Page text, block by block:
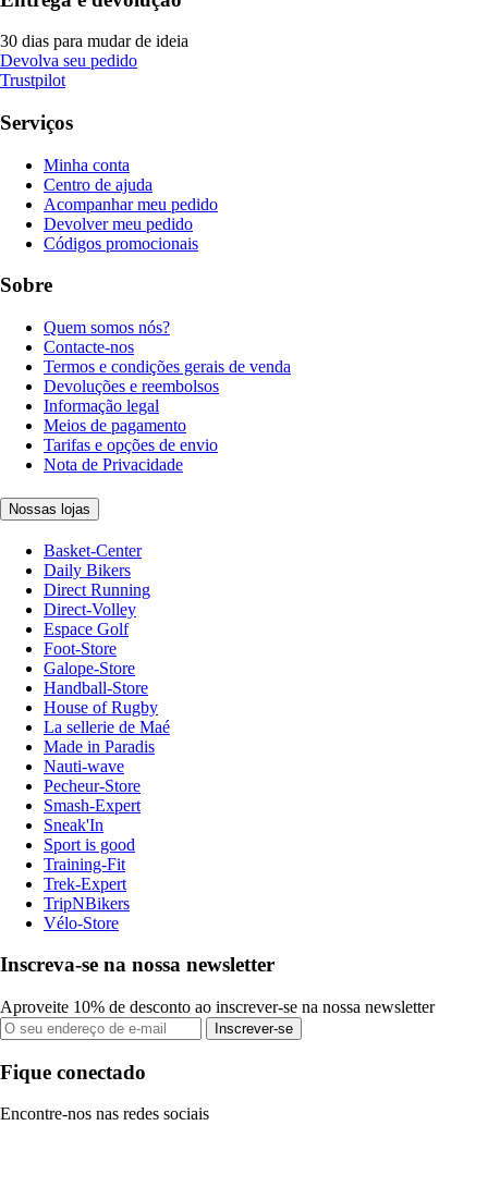
30 dias para mudar de ideia
Devolva seu pedido
Trustpilot
Serviços
Minha conta
Centro de ajuda
Acompanhar meu pedido
Devolver meu pedido
Códigos promocionais
Sobre
Quem somos nós?
Contacte-nos
Termos e condições gerais de venda
Devoluções e reembolsos
Informação legal
Meios de pagamento
Tarifas e opções de envio
Nota de Privacidade
Nossas lojas
Basket-Center
Daily Bikers
Direct Running
Direct-Volley
Espace Golf
Foot-Store
Galope-Store
Handball-Store
House of Rugby
La sellerie de Maé
Made in Paradis
Nauti-wave
Pecheur-Store
Smash-Expert
Sneak'In
Sport is good
Training-Fit
Trek-Expert
TripNBikers
Vélo-Store
Inscreva-se na nossa newsletter
Aproveite 10% de desconto ao inscrever-se na nossa newsletter
Inscrever-se
Fique conectado
Encontre-nos nas redes sociais